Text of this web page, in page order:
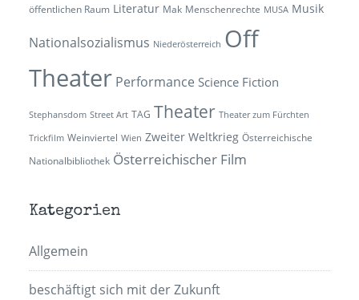
öffentlichen Raum Literatur Mak Menschenrechte MUSA Musik
Nationalsozialismus Niederösterreich Off
Theater Performance Science Fiction
Stephansdom Street Art TAG Theater Theater zum Fürchten
Trickfilm Weinviertel Wien Zweiter Weltkrieg Österreichische
Nationalbibliothek Österreichischer Film
Kategorien
Allgemein
beschäftigt sich mit der Zukunft